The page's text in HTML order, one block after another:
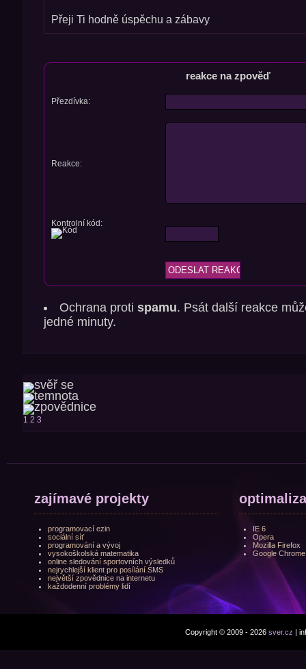
Přeji Ti hodně úspěchu a zábavy
reakce na zpověď
Přezdívka:
Reakce:
Kontrolní kód:
Ochrana protispamu. Psát další reakce
jedné minuty.
1 2 3
zajímavé projekty
programovací ezin
sociální síť
programování a vývoj
vysokoškolská matematika
online sledování sportovních výsledků
nejrychlejší klient pro posílání SMS
největší zpovědnice na internetu
každodenní problémy lidí
IE 6
Opera
Mozilla Firefox
Google Chrome
Copyright © 2009 - 2026 sver.cz |